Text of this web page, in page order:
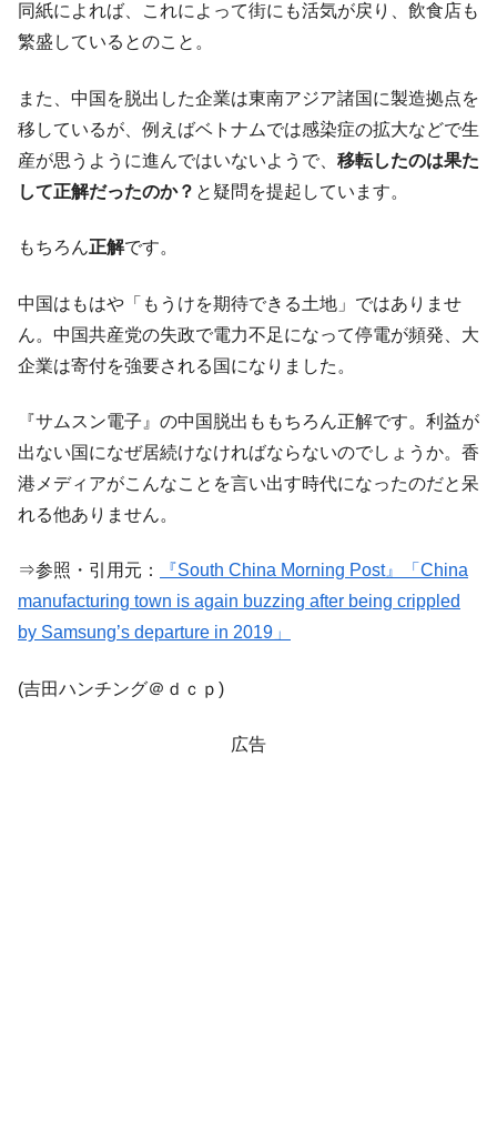
『Money1』
在韓米国大使スティールが着韓！⇒ さっそ
く空港に詰めかけ「出て行け！」「極右勢力」のプラカー
韓国政府「2035年までに18.4GW規模のAIデ
ータセンター整備」⇒ だから無理だってば。
ほぼ終わった」
『Money1』
韓国『国民年金公団』株価暴落で200兆蒸
発。
『Money1』
韓国政府「ニセＫ-ブランドを通報しようキ
ャンペーン」⇒ あの名物教授も登場！
『Money1』
韓国「橋が落ちました」⇒ 耐久性「なさす
『Money1』
韓国鉄鋼最大手『POSCO』ズブズブ沈む。
営業利益80.2％も減少
『Money1』
米国下院「韓国の公務員個人をターゲット
にぶん殴る法案」提出！⇒ クーパン問題は合衆国企業に対
『Money1』
韓国ボンクラ政策室長･金容範、株価暴落に
他人事のような発言。
『Money1』
韓国半導体『SKハイニックス』2026年2Qの
『Money1』
韓国･加徳島新国際空港「またも暗礁」の危
【速報】韓国株式市場の暴落・本日07月29
同紙によれば、これによって街にも活気が戻り、飲食店も
繁盛しているとのこと。
また、中国を脱出した企業は東南アジア諸国に製造拠点を
移しているが、例えばベトナムでは感染症の拡大などで生
産が思うように進んではいないようで、 移転したのは果た
して正解だったのか？ と疑問を提起しています。
もちろん正解です。
中国はもはや「もうけを期待できる土地」ではありませ
ん。中国共産党の失政で電力不足になって停電が頻発、大
企業は寄付を強要される国になりました。
『サムスン電子』の中国脱出ももちろん正解です。利益が
出ない国になぜ居続けなければならないのでしょうか。香
港メディアがこんなことを言い出す時代になったのだと呆
れる他ありません。
⇒参照・引用元：
『South China Morning Post』「China
manufacturing town is again buzzing after being crippled
by Samsung’s departure in 2019」
(吉田ハンチング＠ｄｃｐ)
広告